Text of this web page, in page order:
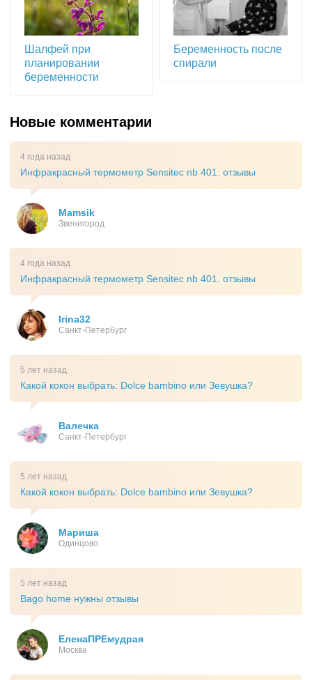
Шалфей при
планировании
беременности
Беременность после
спирали
Новые комментарии
4 года назад
Инфракрасный термометр Sensitec nb 401. отзывы
Mamsik
Звенигород
4 года назад
Инфракрасный термометр Sensitec nb 401. отзывы
Irina32
Санкт-Петербург
5 лет назад
Какой кокон выбрать: Dolce bambino или Зевушка?
Валечка
Санкт-Петербург
5 лет назад
Какой кокон выбрать: Dolce bambino или Зевушка?
Мариша
Одинцово
5 лет назад
Bago home нужны отзывы
ЕленаПРЕмудрая
Москва